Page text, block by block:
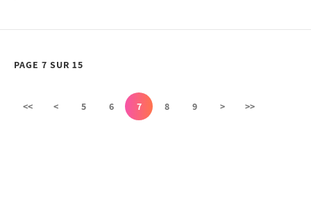
PAGE 7 SUR 15
<< < 5 6 7 8 9 > >>